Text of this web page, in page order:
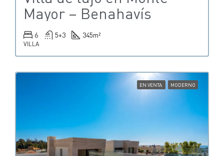
Mayor – Benahavís
6 5+3 345m²
VILLA
EN VENTA MODERNO